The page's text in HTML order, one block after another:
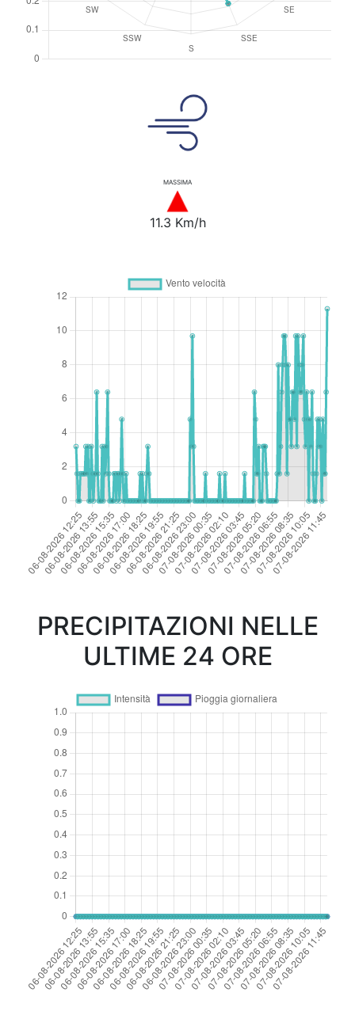
MASSIMA
11.3 Km/h
PRECIPITAZIONI NELLE
ULTIME 24 ORE